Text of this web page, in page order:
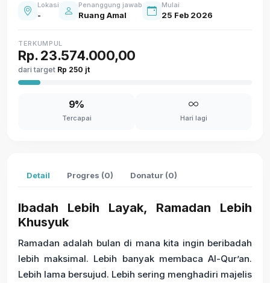
Lokasi
-
Penanggung jawab
Ruang Amal
Mulai
25 Feb 2026
TERKUMPUL
Rp. 23.574.000,00
dari target Rp 250 jt
9%
Tercapai Hari lagi
Detail Progres (0) Donatur (0)
Ibadah Lebih Layak, Ramadan Lebih
Khusyuk
Ramadan adalah bulan di mana kita ingin beribadah
lebih maksimal. Lebih banyak membaca Al-Qur’an.
Lebih lama bersujud. Lebih sering menghadiri majelis